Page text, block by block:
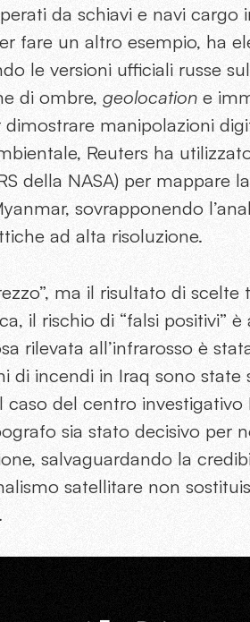
da schiavi e navi cargo
fare un altro esempio, ha
le versioni ufficiali russe
di ombre, geolocation e
manipolazioni
Reuters ha
della NASA) per mappare
sovrapponendo
ad alta risoluzione.
ma il risultato di scelte
il rischio di “falsi positivi” è
rilevata all’infrarosso è
di incendi in Iraq sono state
del centro investigativo
sia stato decisivo per
salvaguardando la
satellitare non